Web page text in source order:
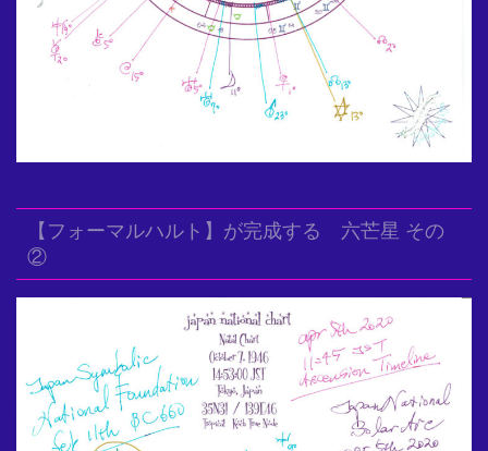
【フォーマルハルト】が完成する 六芒星 その
②